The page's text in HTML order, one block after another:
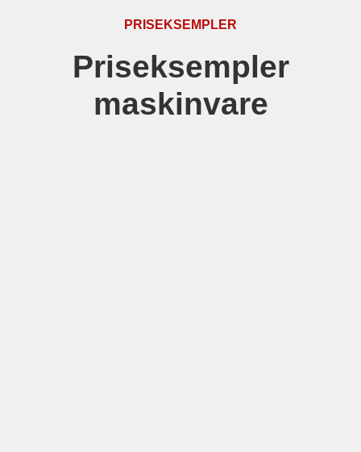
PRISEKSEMPLER
Priseksempler
maskinvare